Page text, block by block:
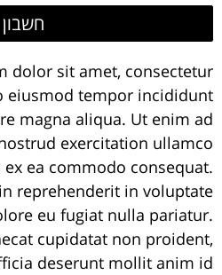
חשבון
dolor sit amet, consectetur
eiusmod tempor incididunt
magna aliqua. Ut enim ad
exercitation ullamco
ea commodo consequat.
reprehenderit in voluptate
eu fugiat nulla pariatur.
cupidatat non proident,
deserunt mollit anim id